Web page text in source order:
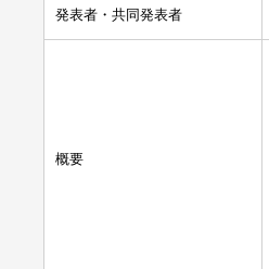
発表者・共同発表者
概要